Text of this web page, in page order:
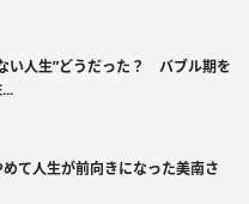
い人生”どうだった？ バブル期を
めて人生が前向きになった美南さ